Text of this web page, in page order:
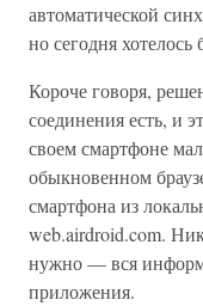
автоматической
но сегодня хотелось
Короче говоря,
соединения есть, и
своем смартфоне
обыкновенном
смартфона из
web.airdroid.com.
нужно — вся
приложения.